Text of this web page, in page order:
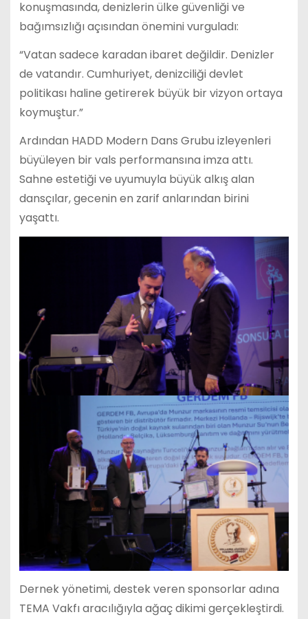
konuşmasında, denizlerin ülke güvenliği ve
bağımsızlığı açısından önemini vurguladı:
“Vatan sadece karadan ibaret değildir. Denizler
de vatandır. Cumhuriyet, denizciliği devlet
politikası haline getirerek büyük bir vizyon ortaya
koymuştur.”
Ardından HADD Modern Dans Grubu izleyenleri
büyüleyen bir vals performansına imza attı.
Sahne estetiği ve uyumuyla büyük alkış alan
dansçılar, gecenin en zarif anlarından birini
yaşattı.
Dernek yönetimi, destek veren sponsorlar adına
TEMA Vakfı aracılığıyla ağaç dikimi gerçekleştirdi.